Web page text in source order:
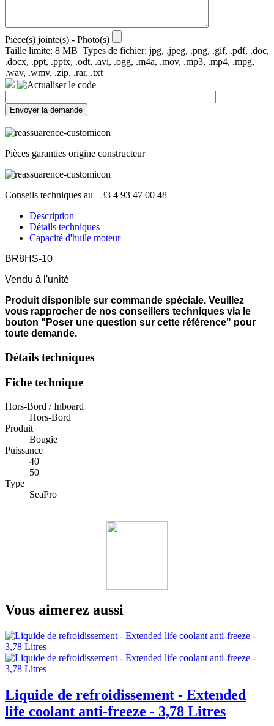
Pièce(s) jointe(s) - Photo(s)
Taille limite: 8 MB Types de fichier: jpg, .jpeg, .png, .gif, .pdf, .doc,
.docx, .ppt, .pptx, .odt, .avi, .ogg, .m4a, .mov, .mp3, .mp4, .mpg,
.wav, .wmv, .zip, .rar, .txt
Pièces garanties origine constructeur
Conseils techniques au +33 4 93 47 00 48
Description
Détails techniques
Capacité d'huile moteur
BR8HS-10
Vendu à l'unité
Produit disponible sur commande spéciale. Veuillez
vous rapprocher de nos conseillers techniques via le
bouton "Poser une question sur cette référence" pour
toute demande.
Détails techniques
Fiche technique
Hors-Bord / Inboard
Hors-Bord
Produit
Bougie
Puissance
40
50
Type
SeaPro
Vous aimerez aussi
Liquide de refroidissement - Extended
life coolant anti-freeze - 3,78 Litres